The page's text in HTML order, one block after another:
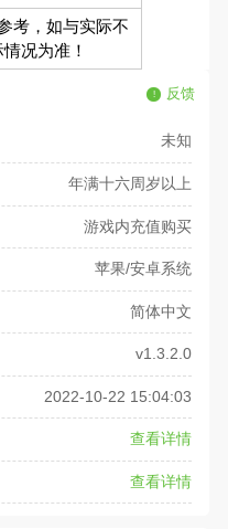
考，如与实际不
况为准！
反馈
未知
年满十六周岁以上
游戏内充值购买
苹果/安卓系统
简体中文
v1.3.2.0
2022-10-22 15:04:03
查看详情
查看详情